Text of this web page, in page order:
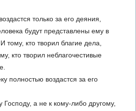
только за его деяния,
будут представлены ему в
тому, кто творил благие дела,
кто творил неблагочестивые
полностью воздастся за его
Господу, а не к кому-либо другому,